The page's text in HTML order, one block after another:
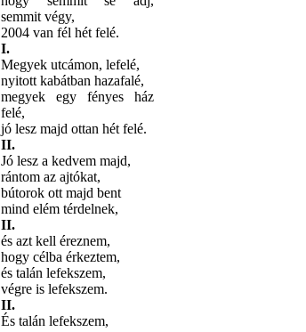
semmit végy,
2004 van fél hét felé.
I.
Megyek utcámon, lefelé,
nyitott kabátban hazafalé,
megyek egy fényes ház
felé,
jó lesz majd ottan hét felé.
II.
Jó lesz a kedvem majd,
rántom az ajtókat,
bútorok ott majd bent
mind elém térdelnek,
II.
és azt kell éreznem,
hogy célba érkeztem,
és talán lefekszem,
végre is lefekszem.
II.
És talán lefekszem,